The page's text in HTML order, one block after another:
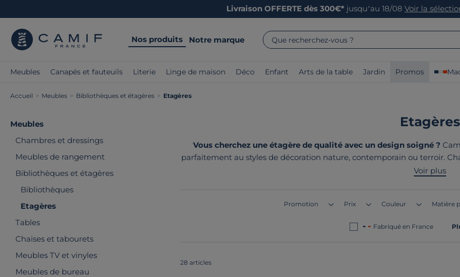
Livraison OFFERTE dès 300€* jusqu’au 18/08 Voir la
Nos produits Notre marque Que recherchez-vous ?
Meubles Canapés et fauteuils Literie Linge de maison Déco Enfant Arts de la table Jardin Promos
Accueil > Meubles > Bibliothèques et étagères > Etagères
Meubles
Chambres et dressings
Meubles de rangement
Bibliothèques et étagères
Bibliothèques
Etagères
Tables
Chaises et tabourets
Meubles TV et vinyles
Meubles de bureau
Etagères
Vous cherchez une étagère de qualité avec un design soigné ?
parfaitement au styles de décoration nature, contemporain ou terroir.
offrant une praticité optimale. Nos étagères sont robustes etVoir plus
Promotion Prix Couleur Matière
Fabriqué en France
28 articles